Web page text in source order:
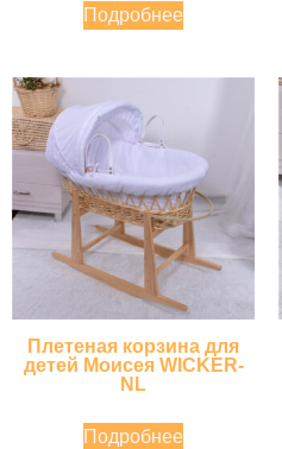
Подробнее
Плетеная корзина для
детей Моисея WICKER-
NL
Подробнее